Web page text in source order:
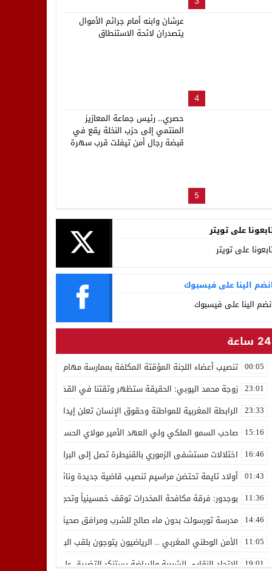
4
عرشان وابنه أمام جرائم الأموال
يتصدران لائحة الاستنطاق
5
حصري.. رئيس جماعة المعازيز
المنتمي إلى حزب النخلة يقع في
قبضة رجال أمن تيفلت قرب سهرة
على تويتر
على تويتر
الينا على فيسبوك
الينا على فيسبوك
24 ساعة
00:05 تنصيب أعضاء اللجنة المؤقتة المكلفة بممارسة مهام المجلس الوطني
23:01 زوجة محمد اليوبي: الحقيقة ستظهر وثقتنا في القضاء ثابتة
23:33 الرابطة المغربية للمواطنة وحقوق الإنسان تعلن إيداع رئيسها
15:16 صاحب السمو الملكي ولي العهد الأمير مولاي الحسن يدشن “برج
16:46 اختلالات مستشفى الزموري بالقنيطرة تصل إلى البرلمان واستقالة
01:43 أولاد تايمة تحتضن مراسيم تنصيب قاضية جديدة ونائب لوكيل الملك
11:36 بوجدور: فرقة مكافحة المخدرات توقف خمسينياً وتحجز 10 كيلوغرامات من الشيرا
14:46 مدرسة تورسولت بدون ماء صالح للشرب ومرافق صحية في وضعية
11:05 الأمن الوطني المغربي .. الرياضيون يتوجون بلقب البطولة العربية
19:01 الاتحاد النقابي للشبيبة والرياضة يستنكر التضييق على الموظفين